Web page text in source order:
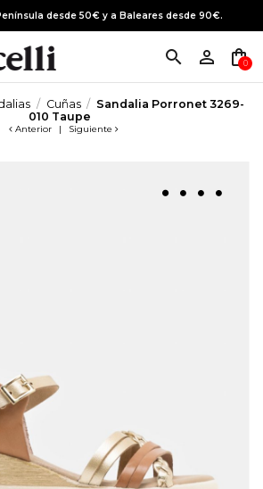
desde 50€ y a Baleares desde 90€.
search person_outline shopping_bag
0
Cuñas
Sandalia Porronet 3269-
010 Taupe
Anterior | Siguiente